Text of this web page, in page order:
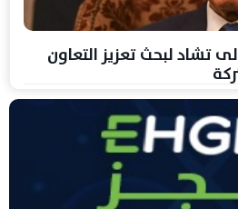
تشاد لبحث تعزيز التعاون